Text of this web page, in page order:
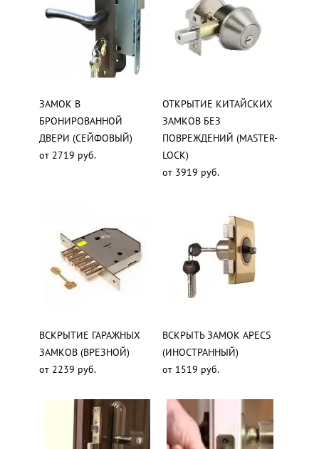
ЗАМОК В
БРОНИРОВАННОЙ
ДВЕРИ (СЕЙФОВЫЙ)
от 2719 руб.
ОТКРЫТИЕ КИТАЙСКИХ
ЗАМКОВ БЕЗ
ПОВРЕЖДЕНИЙ (MASTER-
LOCK)
от 3919 руб.
ВСКРЫТИЕ ГАРАЖНЫХ
ЗАМКОВ (ВРЕЗНОЙ)
от 2239 руб.
ВСКРЫТЬ ЗАМОК APECS
(ИНОСТРАННЫЙ)
от 1519 руб.